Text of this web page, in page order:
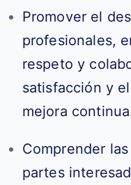
Promover el
profesionales,
respeto y
satisfacción y el
mejora
Comprender
partes